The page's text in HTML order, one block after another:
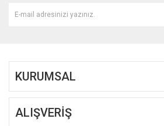
Ürün fiyatı diğer sitelerden daha pahalı.
KURUMSAL
ALIŞVERİŞ